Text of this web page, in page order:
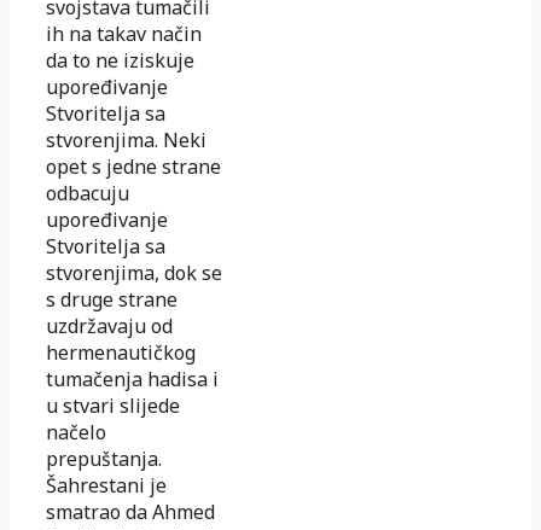
svojstava tumačili
ih na takav način
da to ne iziskuje
upoređivanje
Stvoritelja sa
stvorenjima. Neki
opet s jedne strane
odbacuju
upoređivanje
Stvoritelja sa
stvorenjima, dok se
s druge strane
uzdržavaju od
hermenautičkog
tumačenja hadisa i
u stvari slijede
načelo
prepuštanja.
Šahrestani je
smatrao da Ahmed